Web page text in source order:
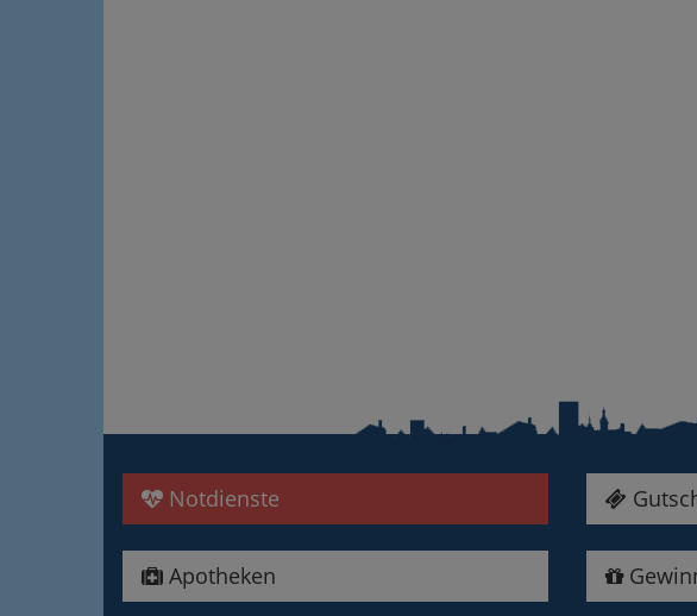
Notdienste
Apotheken